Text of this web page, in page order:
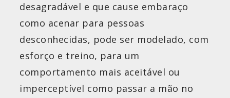
desagradável e que cause embaraço
como acenar para pessoas
desconhecidas, pode ser modelado, com
esforço e treino, para um
comportamento mais aceitável ou
imperceptível como passar a mão no